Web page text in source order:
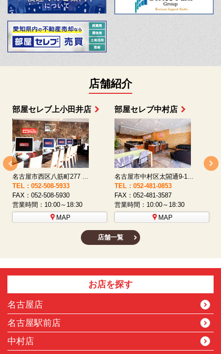
店舗紹介
部屋セレブ上小田井店
名古屋市西区八筋町277 ...
TEL：052-508-5933
FAX：052-508-5930
営業時間：10:00～18:30
MAP
部屋セレブ中村店
名古屋市中村区太閤通9-1...
TEL：052-481-0853
FAX：052-481-3587
営業時間：10:00～18:30
MAP
店舗一覧
お店を探す
名古屋店
名古屋駅前店
中村店